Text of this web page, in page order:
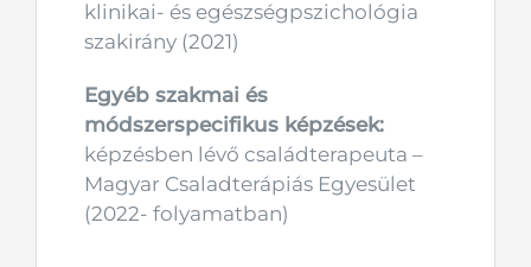
klinikai- és egészségpszichológia
szakirány (2021)
Egyéb szakmai és
módszerspecifikus képzések:
képzésben lévő családterapeuta –
Magyar Csaladterápiás Egyesület
(2022- folyamatban)